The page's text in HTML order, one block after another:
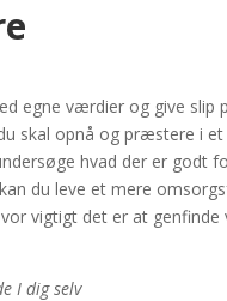
egne værdier og give slip
skal opnå og præstere i et
hvad der er godt
du leve et mere
vigtigt det er at genfinde
I dig selv